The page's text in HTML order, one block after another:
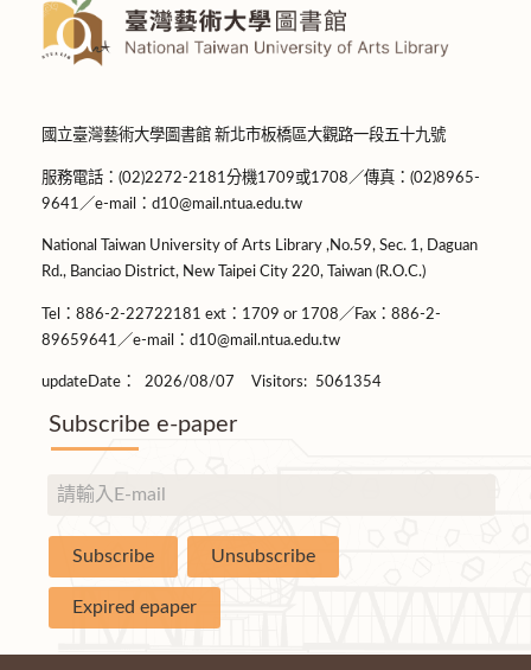
國立臺灣藝術大學圖書館 新北市板橋區大觀路一段五十九號
服務電話：(02)2272-2181分機1709或1708／傳真：(02)8965-
9641／e-mail：d10@mail.ntua.edu.tw
National Taiwan University of Arts Library ,No.59, Sec. 1, Daguan
Rd., Banciao District, New Taipei City 220, Taiwan (R.O.C.)
Tel：886-2-22722181 ext：1709 or 1708／Fax：886-2-
89659641／e-mail：d10@mail.ntua.edu.tw
updateDate： 2026/08/07 Visitors: 5061354
Subscribe e-paper